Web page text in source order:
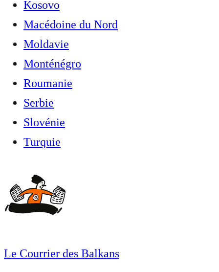
Kosovo
Macédoine du Nord
Moldavie
Monténégro
Roumanie
Serbie
Slovénie
Turquie
Le Courrier des Balkans